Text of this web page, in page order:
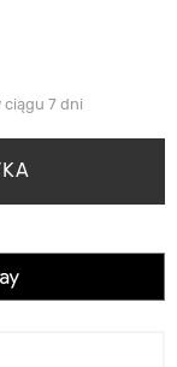
ciągu 7 dni